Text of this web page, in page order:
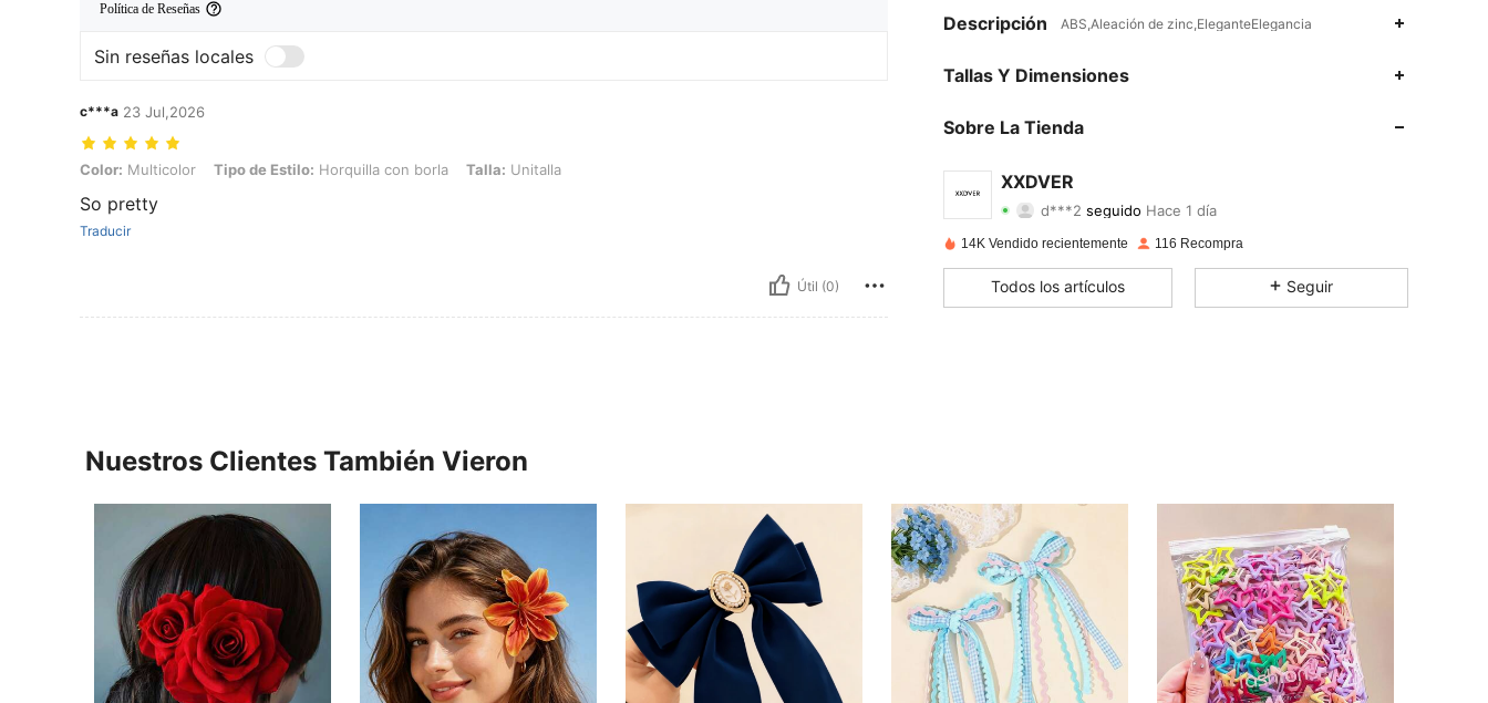
Política de Reseñas
Sin reseñas locales
c***a 23 Jul,2026
Color: Multicolor, Tipo de Estilo: Horquilla con borla, Talla: Unitalla
Color: Multicolor Tipo de Estilo: Horquilla con borla Talla: Unitalla
So pretty
Traducir
Útil (0)
Descripción ABS,Aleación de zinc,EleganteElegancia
Tallas Y Dimensiones
Sobre La Tienda
XXDVER
4.65
4.65
d***2
4.65 Calificación 97Artículos
4.65 97
95
4.65
4.65
97
95
14K Vendido recientemente 116 Recompra
Todos los artículos Seguir
Nuestros Clientes También Vieron